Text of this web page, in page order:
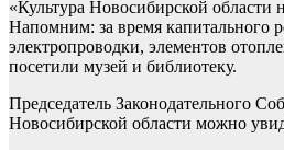
«Культура Новосибирской
Напомним: за время капитального
электропроводки, элементов
посетили музей и библиотеку.
Председатель Законодательного
Новосибирской области можно